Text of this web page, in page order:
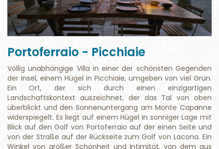
Portoferraio - Picchiaie
Völlig unabhängige Villa in einer der schönsten Gegenden
der Insel, einem Hügel in Picchiaie, umgeben von viel Grün.
Ein Ort, der sich durch einen einzigartigen
Landschaftskontext auszeichnet, der das Tal von oben
überblickt und den Sonnenuntergang am Monte Capanne
widerspiegelt. Es liegt auf einem Hügel in sonniger Lage mit
Blick auf den Golf von Portoferraio auf der einen Seite und
von der Straße auf der Rückseite zum Golf von Lacona. Ein
Winkel von großer Schönheit und Intimität, von dem aus